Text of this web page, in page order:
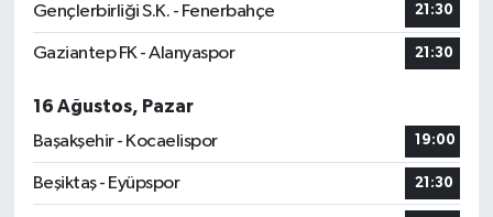
Gençlerbirliği S.K. - Fenerbahçe 21:30
Gaziantep FK - Alanyaspor 21:30
16 Ağustos, Pazar
Başakşehir - Kocaelispor
19:00
Beşiktaş - Eyüpspor 21:30